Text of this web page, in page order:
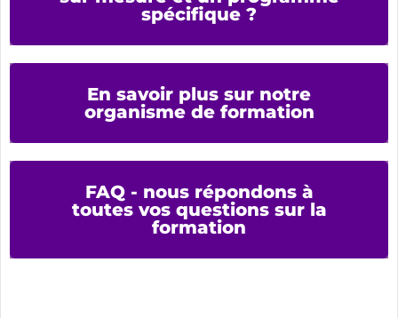
spécifique ?
En savoir plus sur notre
organisme de formation
FAQ - nous répondons à
toutes vos questions sur la
formation